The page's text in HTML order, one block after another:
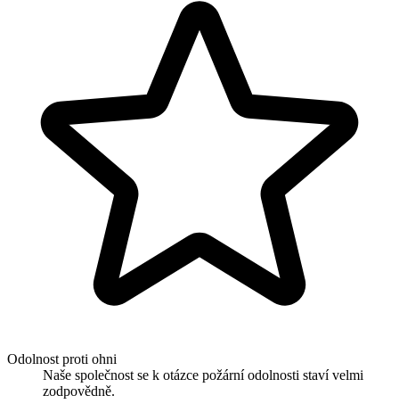
Odolnost proti ohni
Naše společnost se k otázce požární odolnosti staví velmi
zodpovědně.